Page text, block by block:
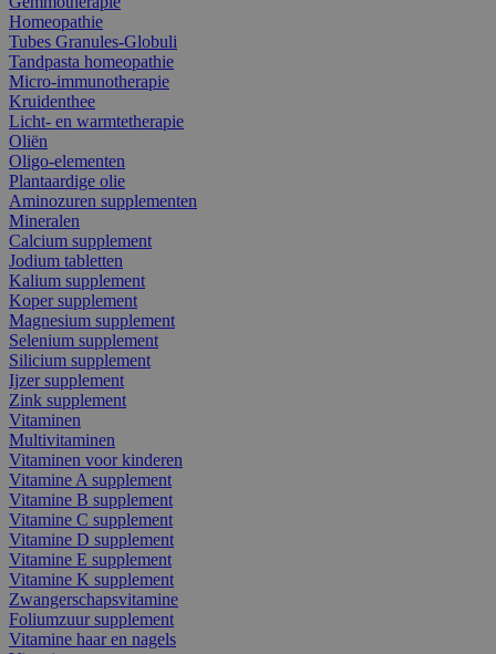
Homeopathie
Tubes Granules-Globuli
Tandpasta homeopathie
Micro-immunotherapie
Kruidenthee
Licht- en warmtetherapie
Oliën
Oligo-elementen
Plantaardige olie
Aminozuren supplementen
Mineralen
Calcium supplement
Jodium tabletten
Kalium supplement
Koper supplement
Magnesium supplement
Selenium supplement
Silicium supplement
Ijzer supplement
Zink supplement
Vitaminen
Multivitaminen
Vitaminen voor kinderen
Vitamine A supplement
Vitamine B supplement
Vitamine C supplement
Vitamine D supplement
Vitamine E supplement
Vitamine K supplement
Zwangerschapsvitamine
Foliumzuur supplement
Vitamine haar en nagels